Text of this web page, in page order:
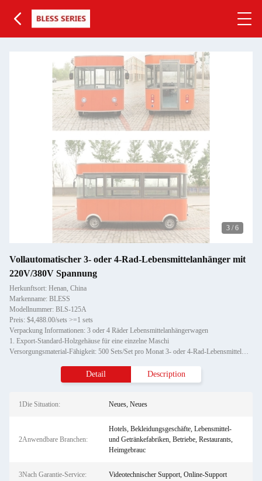
3 / 6
Vollautomatischer 3- oder 4-Rad-Lebensmittelanhänger mit
220V/380V Spannung
Herkunftsort: Henan, China
Markenname: BLESS
Modellnummer: BLS-125A
Preis: $4,488.00/sets >=1 sets
Verpackung Informationen: 3 oder 4 Räder Lebensmittelanhängerwagen
1. Export-Standard-Holzgehäuse für eine einzelne Maschi
Versorgungsmaterial-Fähigkeit: 500 Sets/Set pro Monat 3- oder 4-Rad-Lebensmittelwagen
Detail Description
1Die Situation: Neues, Neues
2Anwendbare Branchen:
Hotels, Bekleidungsgeschäfte, Lebensmittel-
und Getränkefabriken, Betriebe, Restaurants,
Heimgebrauc
3Nach Garantie-Service: Videotechnischer Support, Online-Support